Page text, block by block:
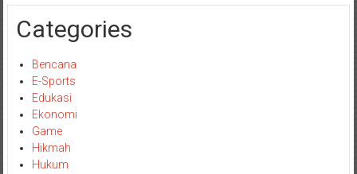
Categories
Bencana
E-Sports
Edukasi
Ekonomi
Game
Hikmah
Hukum